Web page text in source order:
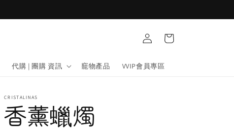
代購 | 團購 資訊 竉物產品 VVIP會員專區
Log
in
Cart
CRISTALINAS
香薰蠟燭